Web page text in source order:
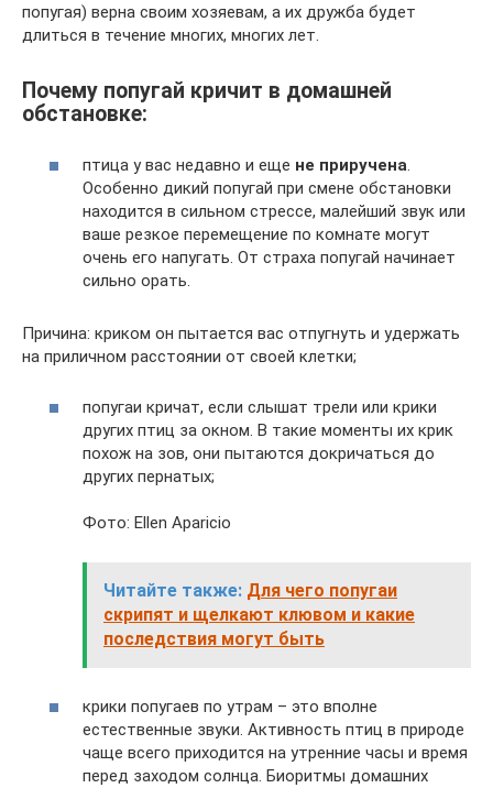
попугая) верна своим хозяевам, а их дружба будет
длиться в течение многих, многих лет.
Почему попугай кричит в домашней
обстановке:
птица у вас недавно и еще не приручена.
Особенно дикий попугай при смене обстановки
находится в сильном стрессе, малейший звук или
ваше резкое перемещение по комнате могут
очень его напугать. От страха попугай начинает
сильно орать.
Причина: криком он пытается вас отпугнуть и удержать
на приличном расстоянии от своей клетки;
попугаи кричат, если слышат трели или крики
других птиц за окном. В такие моменты их крик
похож на зов, они пытаются докричаться до
других пернатых;
Фото: Ellen Aparicio
Читайте также: Для чего попугаи
скрипят и щелкают клювом и какие
последствия могут быть
крики попугаев по утрам – это вполне
естественные звуки. Активность птиц в природе
чаще всего приходится на утренние часы и время
перед заходом солнца. Биоритмы домашних